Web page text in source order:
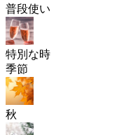
普段使い
特別な時
季節
秋